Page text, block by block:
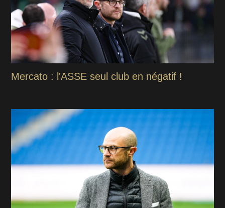
Mercato : l'ASSE seul club en négatif !